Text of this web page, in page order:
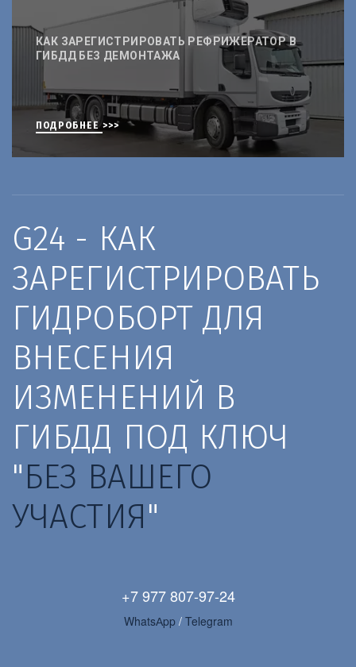
КАК ЗАРЕГИСТРИРОВАТЬ РЕФРИЖЕРАТОР В
ГИБДД БЕЗ ДЕМОНТАЖА
ПОДРОБНЕЕ >>>
G24 - КАК
ЗАРЕГИСТРИРОВАТЬ
ГИДРОБОРТ ДЛЯ
ВНЕСЕНИЯ
ИЗМЕНЕНИЙ В
ГИБДД ПОД КЛЮЧ
"БЕЗ ВАШЕГО
УЧАСТИЯ"
+7 977 807-97-24
WhatsАpp / Telegram